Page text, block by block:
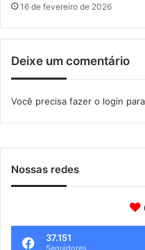
e
a
v
e
m
n
g
P
16 de fevereiro de 2026
Deixe um comentário
Você precisa fazer o login
Nossas redes
37.151
Seguidores